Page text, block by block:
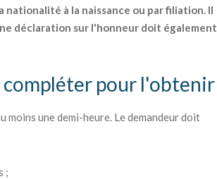
à la naissance ou par filiation. Il
déclaration sur l'honneur doit également
compléter pour l'obtenir
une demi-heure. Le demandeur doit
;